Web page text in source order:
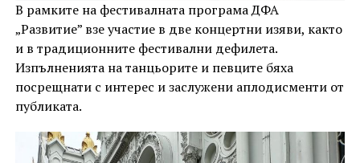
В рамките на фестивалната програма ДФА
„Развитие” взе участие в две концертни изяви, както
и в традиционните фестивални дефилета.
Изпълненията на танцьорите и певците бяха
посрещнати с интерес и заслужени аплодисменти от
публиката.